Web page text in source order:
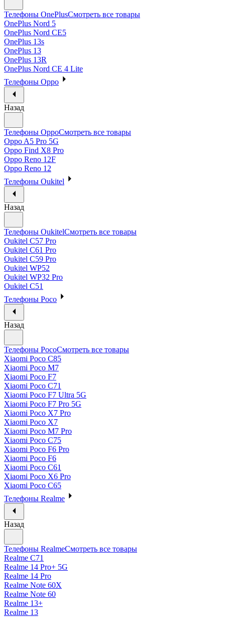
Телефоны OnePlusСмотреть все товары
OnePlus Nord 5
OnePlus Nord CE5
OnePlus 13s
OnePlus 13
OnePlus 13R
OnePlus Nord CE 4 Lite
Телефоны Oppo
Назад
Телефоны OppoСмотреть все товары
Oppo A5 Pro 5G
Oppo Find X8 Pro
Oppo Reno 12F
Oppo Reno 12
Телефоны Oukitel
Назад
Телефоны OukitelСмотреть все товары
Oukitel C57 Pro
Oukitel C61 Pro
Oukitel C59 Pro
Oukitel WP52
Oukitel WP32 Pro
Oukitel C51
Телефоны Poco
Назад
Телефоны PocoСмотреть все товары
Xiaomi Poco C85
Xiaomi Poco M7
Xiaomi Poco F7
Xiaomi Poco C71
Xiaomi Poco F7 Ultra 5G
Xiaomi Poco F7 Pro 5G
Xiaomi Poco X7 Pro
Xiaomi Poco X7
Xiaomi Poco M7 Pro
Xiaomi Poco C75
Xiaomi Poco F6 Pro
Xiaomi Poco F6
Xiaomi Poco C61
Xiaomi Poco X6 Pro
Xiaomi Poco C65
Телефоны Realme
Назад
Телефоны RealmeСмотреть все товары
Realme C71
Realme 14 Pro+ 5G
Realme 14 Pro
Realme Note 60X
Realme Note 60
Realme 13+
Realme 13